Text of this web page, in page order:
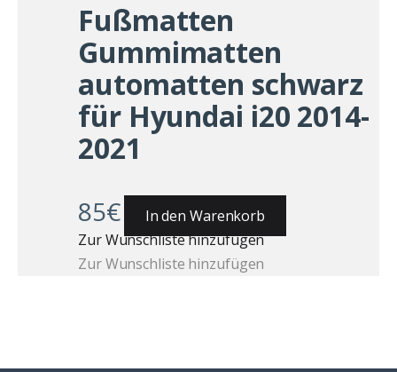
Fußmatten
Gummimatten
automatten schwarz
für Hyundai i20 2014-
2021
85€
In den Warenkorb
Zur Wunschliste hinzufügen
Zur Wunschliste hinzufügen